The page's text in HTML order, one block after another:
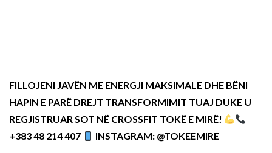
FILLOJENI JAVËN ME ENERGJI MAKSIMALE DHE BËNI
HAPIN E PARË DREJT TRANSFORMIMIT TUAJ DUKE U
REGJISTRUAR SOT NË CROSSFIT TOKË E MIRË!
+383 48 214 407
INSTAGRAM: @TOKEEMIRE